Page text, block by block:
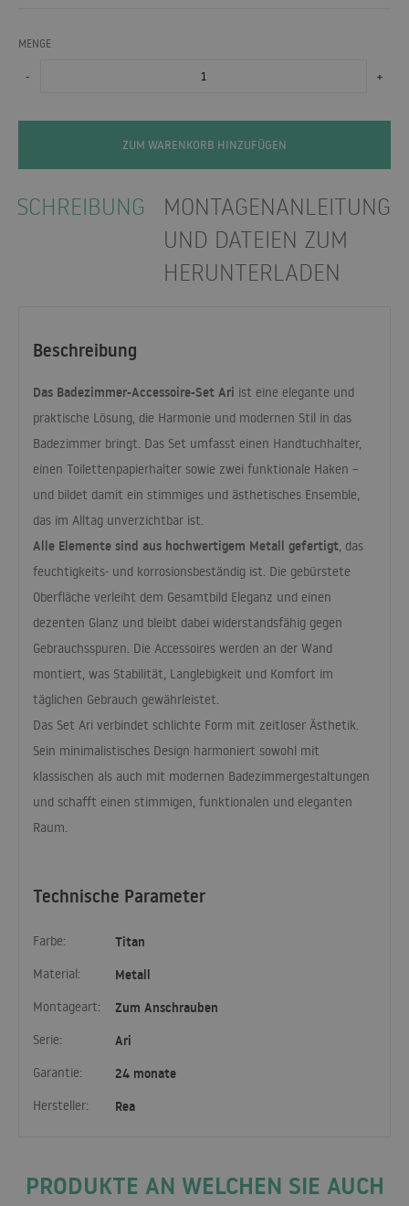
MENGE
- +
ZUM WARENKORB HINZUFÜGEN
UND DATEIEN ZUM
HERUNTERLADEN
Technische Parameter
Farbe: Titan
Material: Metall
Montageart: Zum Anschrauben
Serie: Ari
Garantie: 24 monate
Hersteller: Rea
Beschreibung
Das Badezimmer-Accessoire-Set Ari ist eine elegante und
praktische Lösung, die Harmonie und modernen Stil in das
Badezimmer bringt. Das Set umfasst einen Handtuchhalter,
einen Toilettenpapierhalter sowie zwei funktionale Haken –
und bildet damit ein stimmiges und ästhetisches Ensemble,
das im Alltag unverzichtbar ist.
Alle Elemente sind aus hochwertigem Metall gefertigt, das
feuchtigkeits- und korrosionsbeständig ist. Die gebürstete
Oberfläche verleiht dem Gesamtbild Eleganz und einen
dezenten Glanz und bleibt dabei widerstandsfähig gegen
Gebrauchsspuren. Die Accessoires werden an der Wand
montiert, was Stabilität, Langlebigkeit und Komfort im
täglichen Gebrauch gewährleistet.
Das Set Ari verbindet schlichte Form mit zeitloser Ästhetik.
Sein minimalistisches Design harmoniert sowohl mit
klassischen als auch mit modernen Badezimmergestaltungen
und schafft einen stimmigen, funktionalen und eleganten
Raum.
PRODUKTE AN WELCHEN SIE AUCH